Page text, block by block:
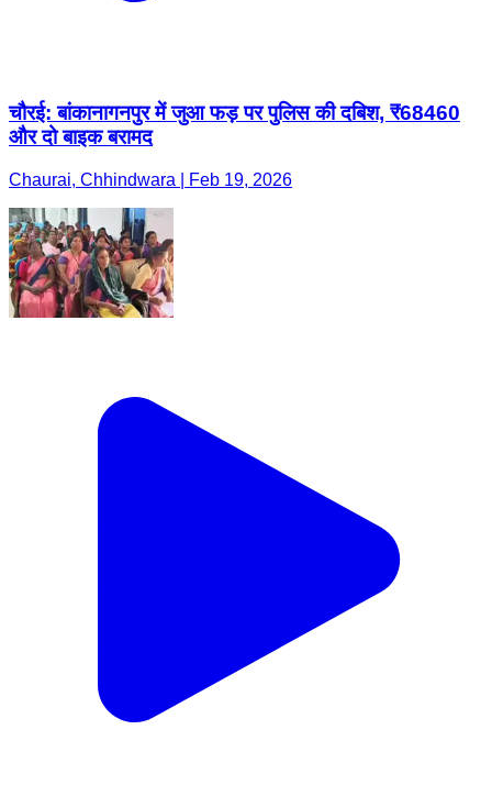
चौरई: बांकानागनपुर में जुआ फड़ पर पुलिस की दबिश, ₹68460
और दो बाइक बरामद
Chaurai, Chhindwara | Feb 19, 2026